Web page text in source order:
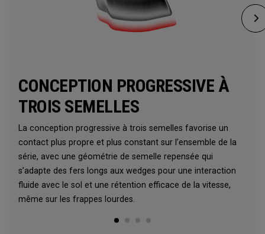
CONCEPTION PROGRESSIVE À
TROIS SEMELLES
La conception progressive à trois semelles favorise un
contact plus propre et plus constant sur l’ensemble de la
série, avec une géométrie de semelle repensée qui
s’adapte des fers longs aux wedges pour une interaction
fluide avec le sol et une rétention efficace de la vitesse,
même sur les frappes lourdes.